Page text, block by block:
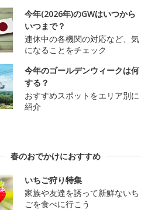
今年(2026年)のGWはいつから
いつまで？
連休中の各機関の対応など、気
になることをチェック
今年のゴールデンウィークは何
する？
おすすめスポットをエリア別に
紹介
春のおでかけにおすすめ
いちご狩り特集
家族や友達を誘って新鮮ないち
ごを食べに行こう